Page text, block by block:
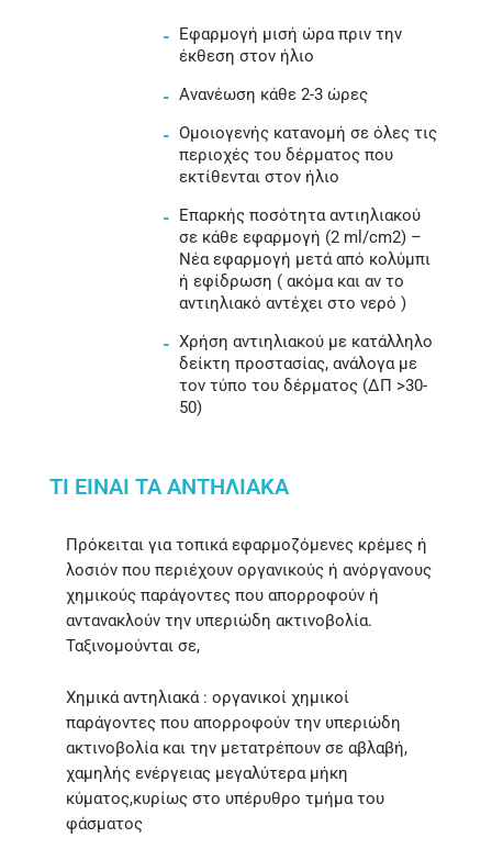
Εφαρμογή μισή ώρα πριν την
έκθεση στον ήλιο
Ανανέωση κάθε 2-3 ώρες
Ομοιογενής κατανομή σε όλες τις
περιοχές του δέρματος που
εκτίθενται στον ήλιο
Επαρκής ποσότητα αντιηλιακού
σε κάθε εφαρμογή (2 ml/cm2) –
Νέα εφαρμογή μετά από κολύμπι
ή εφίδρωση ( ακόμα και αν το
αντιηλιακό αντέχει στο νερό )
Χρήση αντιηλιακού με κατάλληλο
δείκτη προστασίας, ανάλογα με
τον τύπο του δέρματος (ΔΠ >30-
50)
ΤΙ ΕΊΝΑΙ ΤΑ ΑΝΤΗΛΙΑΚΆ
Πρόκειται για τοπικά εφαρμοζόμενες κρέμες ή
λοσιόν που περιέχουν οργανικούς ή ανόργανους
χημικούς παράγοντες που απορροφούν ή
αντανακλούν την υπεριώδη ακτινοβολία.
Ταξινομούνται σε,
Χημικά αντηλιακά : οργανικοί χημικοί
παράγοντες που απορροφούν την υπεριώδη
ακτινοβολία και την μετατρέπουν σε αβλαβή,
χαμηλής ενέργειας μεγαλύτερα μήκη
κύματος,κυρίως στο υπέρυθρο τμήμα του
φάσματος